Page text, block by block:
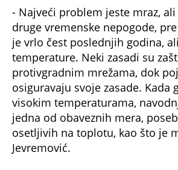
- Najveći problem jeste mraz,
druge vremenske nepogode,
je vrlo čest poslednjih godina,
temperature. Neki zasadi su
protivgradnim mrežama, dok
osiguravaju svoje zasade. Kada
visokim temperaturama,
jedna od obaveznih mera,
osetljivih na toplotu, kao što je
Jevremović.